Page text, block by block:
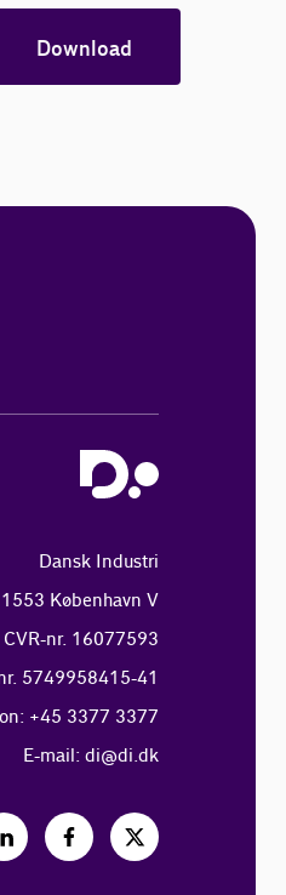
Download
Dansk Industri
København V
CVR-nr. 16077593
5749958415-41
+45 3377 3377
E-mail: di@di.dk